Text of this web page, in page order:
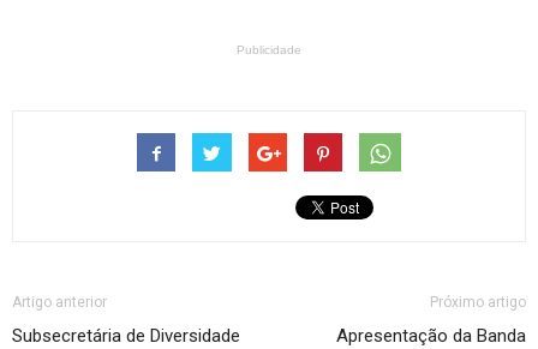
Publicidade
Artigo anterior
Subsecretária de Diversidade
Próximo artigo
Apresentação da Banda